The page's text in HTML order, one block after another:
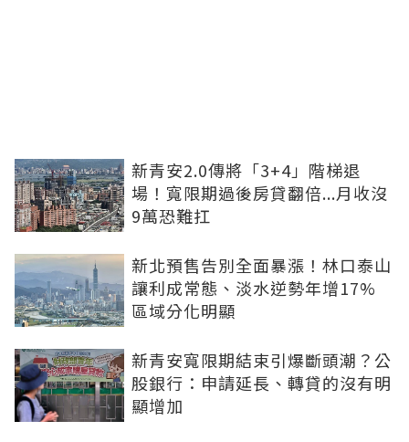
新青安2.0傳將「3+4」階梯退
場！寬限期過後房貸翻倍...月收沒
9萬恐難扛
新北預售告別全面暴漲！林口泰山
讓利成常態、淡水逆勢年增17%
區域分化明顯
新青安寬限期結束引爆斷頭潮？公
股銀行：申請延長、轉貸的沒有明
顯增加